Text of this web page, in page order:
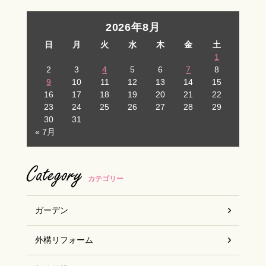
お客様の声
2026年8月
日 月 火 水 木 金
土
1
2
3 4 5 6 7
8
9
10 11 12 13 14
15
16
17 18 19 20 21
22
23
24 25 26 27 28
29
30
31
« 7月
Category カテゴリー
ガーデン
外構リフォーム